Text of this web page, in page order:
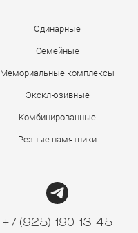
Одинарные
Семейные
Мемориальные комплексы
Эксклюзивные
Комбинированные
Резные памятники
+7 (925) 190-13-45